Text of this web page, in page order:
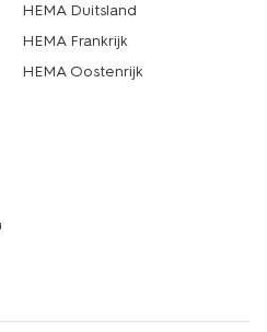
HEMA Duitsland
HEMA Frankrijk
HEMA Oostenrijk